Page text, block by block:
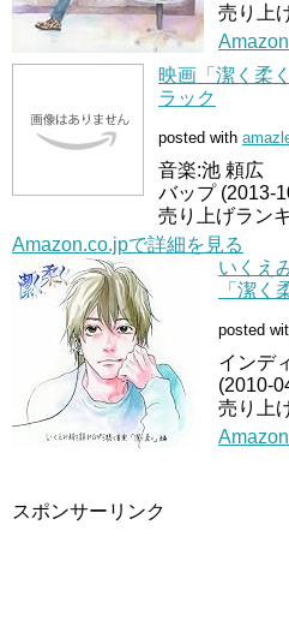
売り上
映画「潔く柔
ラック
posted with
音楽:池 頼広
バップ (2013-
売り上げラン
Amazon.co.jpで詳細を見る
いくえ
「潔く
posted
インデ
(2010-
売り上
スポンサーリンク